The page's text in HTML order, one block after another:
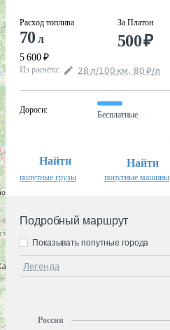
Расход топлива
70 л
5 600 ₽
За Платон
500₽
Из расчёта: 28 л/100 км, 80 ₽/л
Дороги:
Бесплатные
Найти
попутные грузы
Найти
попутные машины
Подробный маршрут
Легенда
Показывать попутные города
Россия